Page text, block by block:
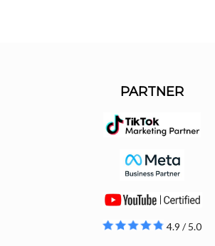
PARTNER
4.9 / 5.0